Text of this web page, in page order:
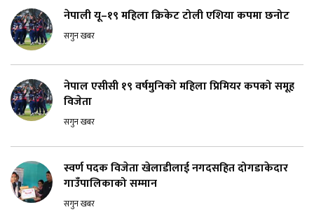
नेपाली यू–१९ महिला क्रिकेट टोली एशिया कपमा छनोट
सगुन खबर
नेपाल एसीसी १९ वर्षमुनिको महिला प्रिमियर कपको समूह
विजेता
सगुन खबर
स्वर्ण पदक विजेता खेलाडीलाई नगदसहित दोगडाकेदार
गाउँपालिकाको सम्मान
सगुन खबर